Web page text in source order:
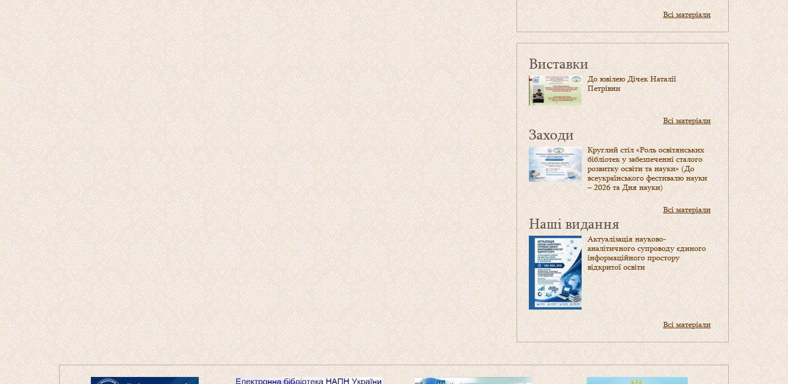
Всі матеріали
Виставки
До ювілею Дічек Наталії
Петрівни
Всі матеріали
Заходи
Круглий стіл «Роль освітянських
бібліотек у забезпеченні сталого
розвитку освіти та науки» (До
всеукраїнського фестивалю науки
– 2026 та Дня науки)
Всі матеріали
Наші видання
Актуалізація науково-
аналітичного супроводу єдиного
інформаційного простору
відкритої освіти
Всі матеріали